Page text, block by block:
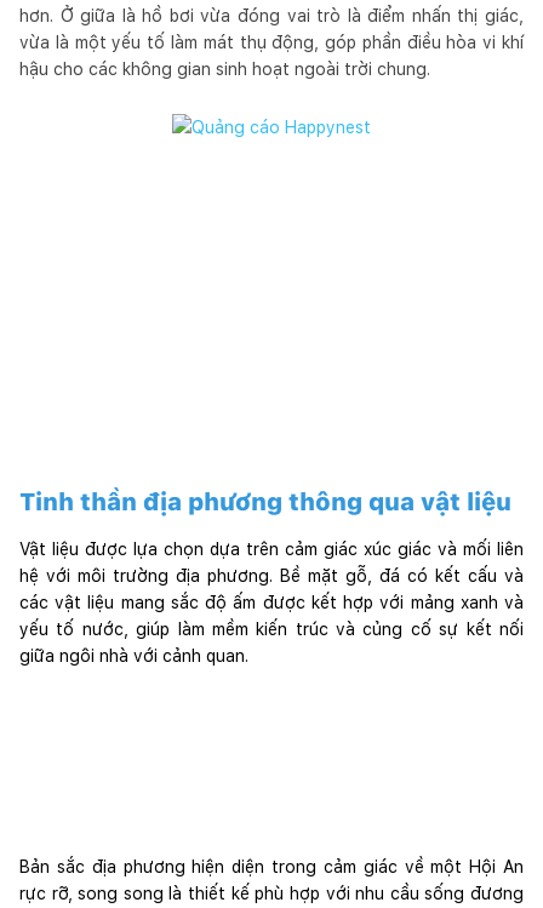
hơn. Ở giữa là hồ bơi vừa đóng vai trò là điểm nhấn thị giác,
vừa là một yếu tố làm mát thụ động, góp phần điều hòa vi khí
hậu cho các không gian sinh hoạt ngoài trời chung.
Tinh thần địa phương thông qua vật liệu
Vật liệu được lựa chọn dựa trên cảm giác xúc giác và mối liên
hệ với môi trường địa phương. Bề mặt gỗ, đá có kết cấu và
các vật liệu mang sắc độ ấm được kết hợp với mảng xanh và
yếu tố nước, giúp làm mềm kiến trúc và củng cố sự kết nối
giữa ngôi nhà với cảnh quan.
Bản sắc địa phương hiện diện trong cảm giác về một Hội An
rực rỡ, song song là thiết kế phù hợp với nhu cầu sống đương